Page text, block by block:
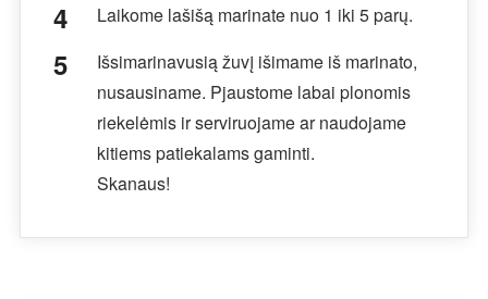
Laikome lašišą marinate nuo 1 iki 5 parų.
Išsimarinavusią žuvį išimame iš marinato,
nusausiname. Pjaustome labai plonomis
riekelėmis ir serviruojame ar naudojame
kitiems patiekalams gaminti.
Skanaus!